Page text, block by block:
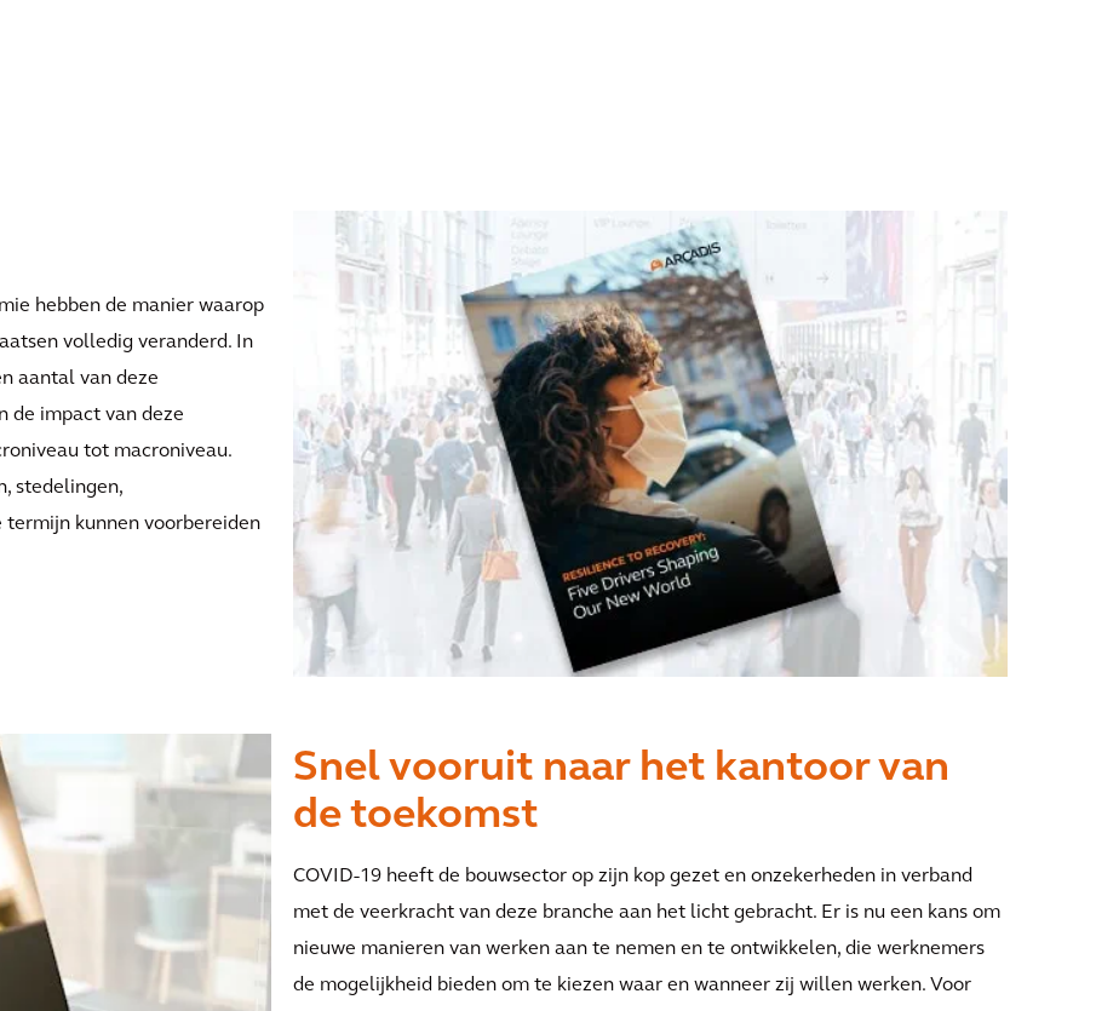
hebben de manier waarop
volledig veranderd. In
aantal van deze
de impact van deze
tot macroniveau.
stedelingen,
termijn kunnen voorbereiden
Snel vooruit naar het kantoor van
de toekomst
COVID-19 heeft de bouwsector op zijn kop gezet en onzekerheden in verband
met de veerkracht van deze branche aan het licht gebracht. Er is nu een kans om
nieuwe manieren van werken aan te nemen en te ontwikkelen, die werknemers
de mogelijkheid bieden om te kiezen waar en wanneer zij willen werken. Voor